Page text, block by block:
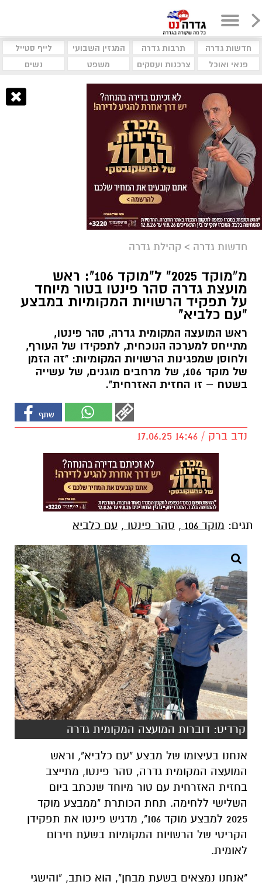
חדשות גדרה תרבות גדרה המגזין השבועי
לייף סטייל
פנאי ואוכל
צרכנות ועסקים משפט נשים
חדשות גדרה > קהילת גדרה
מ"מוקד 2025" ל"מוקד 106": ראש
מועצת גדרה סהר פינטו בטור מיוחד
על תפקיד הרשויות המקומיות במבצע
"עם כלביא"
ראש המועצה המקומית גדרה, סהר פינטו,
מתייחס למערכה הנוכחית, לתפקידו של העורף,
ולחוסן שמפגינות הרשויות המקומיות: "זה הזמן
של מוקד 106, של מרחבים מוגנים, של עשייה
בשטח – זו החזית האזרחית".
נדב ברק / 14:46 17.06.25
תגים: מוקד 106 , סהר פינטו , עם כלביא
קרדיט: דוברות המועצה המקומית גדרה
אנחנו בעיצומו של מבצע "עם כלביא", וראש
המועצה המקומית גדרה, סהר פינטו, מתייצב
בחזית האזרחית עם טור מיוחד שנכתב ביום
השלישי ללחימה. תחת הכותרת "ממבצע מוקד
2025 למבצע מוקד 106"
, מדגיש פינטו את תפקידן
הקריטי של הרשויות המקומיות בשעת חירום
לאומית.
"אנחנו נמצאים בשעת מבחן", הוא כותב, "והישגי